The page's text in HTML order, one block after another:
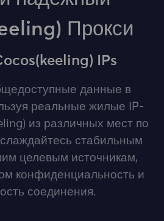
Прокси
IPs
данные в
реальные жилые IP-
из различных мест по
стабильным
целевым источникам,
конфиденциальность и
соединения.